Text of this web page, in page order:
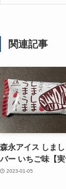
関連記事
森永アイス しま
バー いちご味【実
2023-01-05